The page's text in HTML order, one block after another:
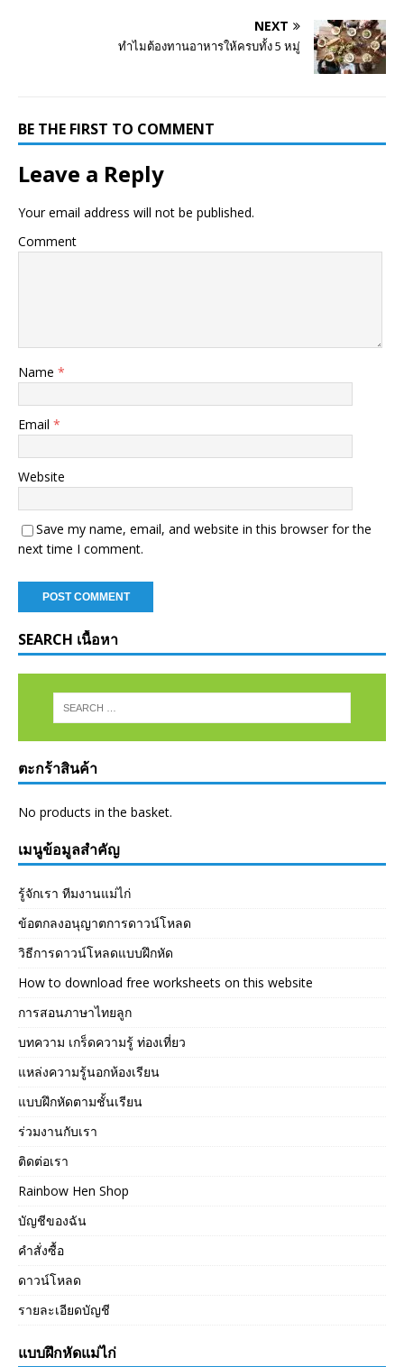
NEXT
ทำไมต้องทานอาหารให้ครบทั้ง 5 หมู่
BE THE FIRST TO COMMENT
Leave a Reply
Your email address will not be published.
Comment
Name *
Email *
Website
Save my name, email, and website in this browser for the
next time I comment.
SEARCH เนื้อหา
ตะกร้าสินค้า
No products in the basket.
เมนูข้อมูลสำคัญ
รู้จักเรา ทีมงานแม่ไก่
ข้อตกลงอนุญาตการดาวน์โหลด
วิธีการดาวน์โหลดแบบฝึกหัด
How to download free worksheets on this website
การสอนภาษาไทยลูก
บทความ เกร็ดความรู้ ท่องเที่ยว
แหล่งความรู้นอกห้องเรียน
แบบฝึกหัดตามชั้นเรียน
ร่วมงานกับเรา
ติดต่อเรา
Rainbow Hen Shop
บัญชีของฉัน
คำสั่งซื้อ
ดาวน์โหลด
รายละเอียดบัญชี
แบบฝึกหัดแม่ไก่